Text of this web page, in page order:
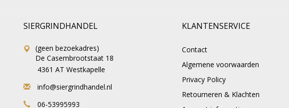
SIERGRINDHANDEL
(geen bezoekadres)
De Casembrootstaat 18
4361 AT Westkapelle
info@siergrindhandel.nl
06-53995993
KLANTENSERVICE
Contact
Algemene voorwaarden
Privacy Policy
Retourneren & Klachten